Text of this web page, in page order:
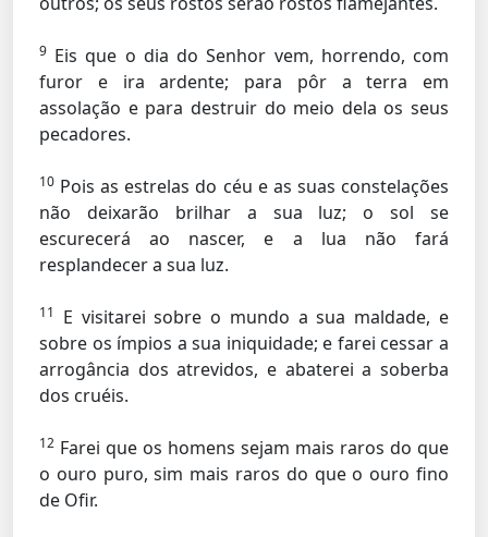
9 Eis que o dia do Senhor vem, horrendo, com
furor e ira ardente; para pôr a terra em
assolação e para destruir do meio dela os seus
pecadores.
10 Pois as estrelas do céu e as suas constelações
não deixarão brilhar a sua luz; o sol se
escurecerá ao nascer, e a lua não fará
resplandecer a sua luz.
11
E visitarei sobre o mundo a sua maldade, e
sobre os ímpios a sua iniquidade; e farei cessar a
arrogância dos atrevidos, e abaterei a soberba
dos cruéis.
12 Farei que os homens sejam mais raros do que
o ouro puro, sim mais raros do que o ouro fino
de Ofir.